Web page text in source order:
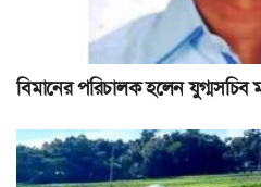
বিমানের পরিচালক হলেন